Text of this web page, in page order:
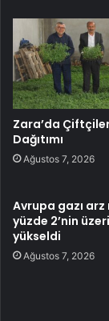
Zara’da
Dağıtımı
Ağustos 7, 2026
Avrupa gazı
yüzde 2’nin
yükseldi
Ağustos 7, 2026